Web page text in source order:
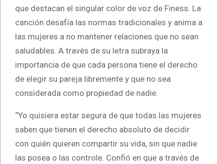
que destacan el singular color de voz de Finess. La
canción desafía las normas tradicionales y anima a
las mujeres a no mantener relaciones que no sean
saludables. A través de su letra subraya la
importancia de que cada persona tiene el derecho
de elegir su pareja libremente y que no sea
considerada como propiedad de nadie.
“Yo quisiera estar segura de que todas las mujeres
saben que tienen el derecho absoluto de decidir
con quién quieren compartir su vida, sin que nadie
las posea o las controle. Confió en que a través de